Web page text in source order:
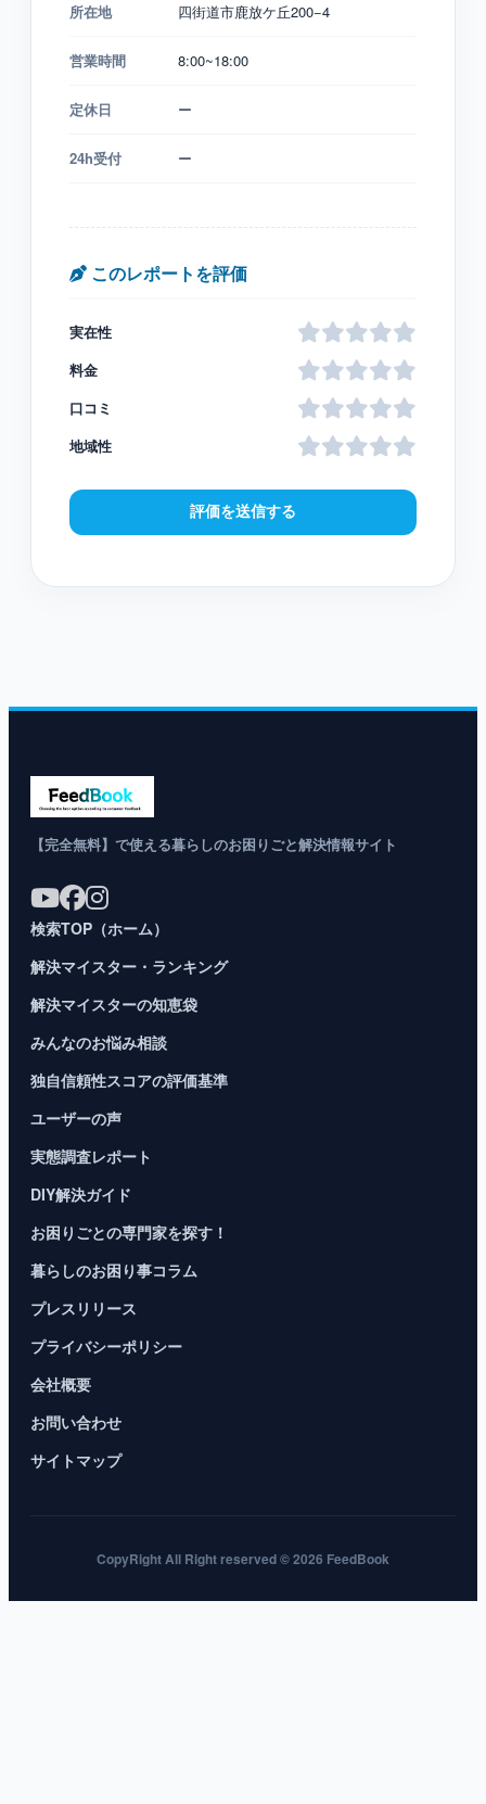
所在地 四街道市鹿放ケ丘200−4
営業時間 8:00~18:00
定休日 ー
24h受付 ー
このレポートを評価
実在性
料金
口コミ
地域性
評価を送信する
【完全無料】で使える暮らしのお困りごと解決情報サイト
検索TOP（ホーム）
解決マイスター・ランキング
解決マイスターの知恵袋
みんなのお悩み相談
独自信頼性スコアの評価基準
ユーザーの声
実態調査レポート
DIY解決ガイド
お困りごとの専門家を探す！
暮らしのお困り事コラム
プレスリリース
プライバシーポリシー
会社概要
お問い合わせ
サイトマップ
CopyRight All Right reserved © 2026 FeedBook